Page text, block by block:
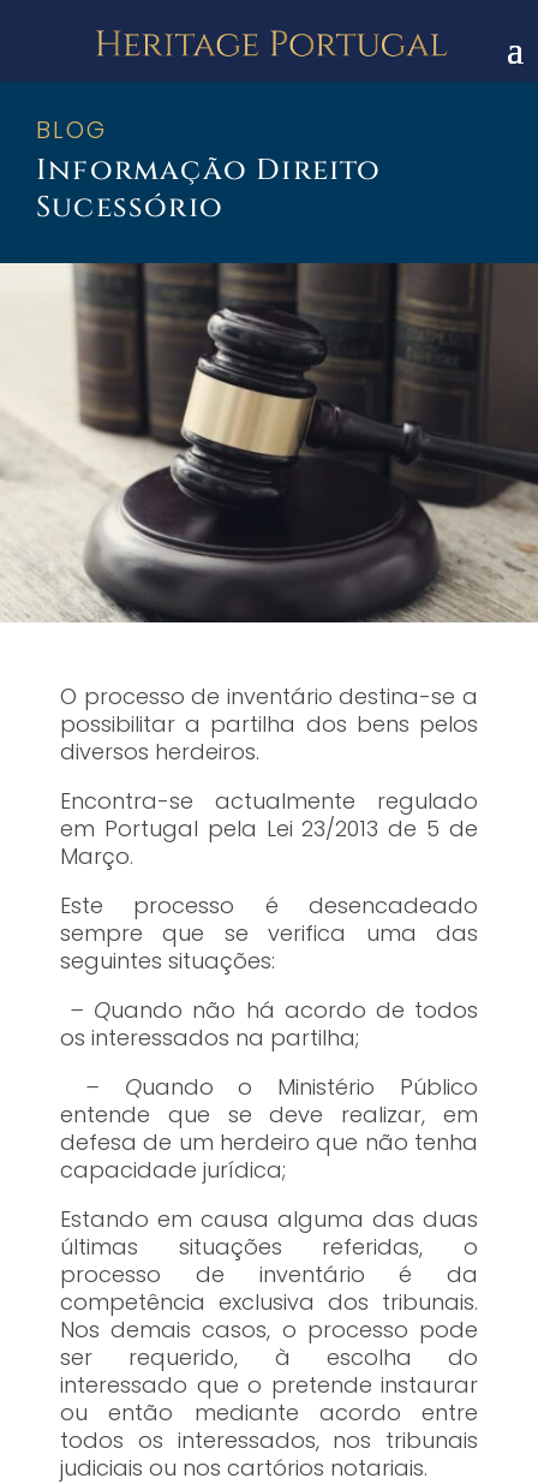
BLOG
Informação Direito
Sucessório
O processo de inventário destina-se a
possibilitar a partilha dos bens pelos
diversos herdeiros.
Encontra-se actualmente regulado
em Portugal pela Lei 23/2013 de 5 de
Março.
Este processo é desencadeado
sempre que se verifica uma das
seguintes situações:
– Quando não há acordo de todos
os interessados na partilha;
– Quando o Ministério Público
entende que se deve realizar, em
defesa de um herdeiro que não tenha
capacidade jurídica;
Estando em causa alguma das duas
últimas situações referidas, o
processo de inventário é da
competência exclusiva dos tribunais.
Nos demais casos, o processo pode
ser requerido, à escolha do
interessado que o pretende instaurar
ou então mediante acordo entre
todos os interessados, nos tribunais
judiciais ou nos cartórios notariais.